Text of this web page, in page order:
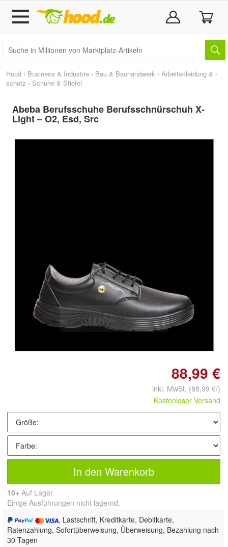
Hood › Business & Industrie › Bau & Bauhandwerk › Arbeitskleidung & -
schutz › Schuhe & Stiefel
Abeba Berufsschuhe Berufsschnürschuh X-
Light – O2, Esd, Src
Doppelt antippen zum
vergrößern
88,99 €
inkl. MwSt. (88,99 €/)
Kostenloser Versand
In den Warenkorb
10+ Auf Lager
Einige Ausführungen nicht lagernd.
, Lastschrift, Kreditkarte, Debitkarte,
Ratenzahlung, Sofortüberweisung, Überweisung, Bezahlung nach
30 Tagen